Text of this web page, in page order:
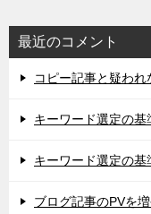
最近のコメント
コピー記事と疑われ
キーワード選定の基
キーワード選定の基
ブログ記事のPVを